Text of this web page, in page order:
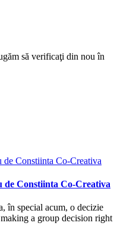
să verificaţi din nou în
Constiinta Co-Creativa
în special acum, o decizie
a group decision right